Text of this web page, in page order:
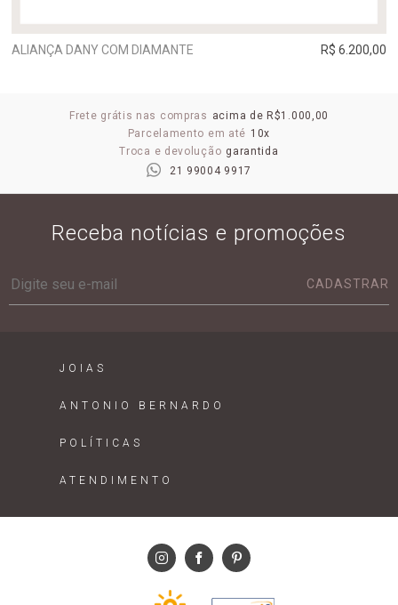
ALIANÇA DANY COM DIAMANTE R$ 6.200,00
Frete grátis nas compras acima de R$1.000,00
Parcelamento em até 10x
Troca e devolução garantida
21 99004 9917
Receba notícias e promoções
CADASTRAR
JOIAS
ANTONIO BERNARDO
POLÍTICAS
ATENDIMENTO